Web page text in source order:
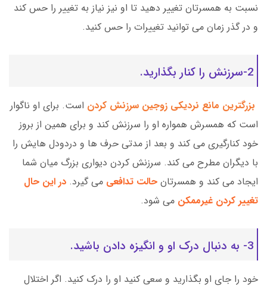
نسبت به همسرتان تغییر دهید تا او نیز نیاز به تغییر را حس کند
و در گذر زمان می توانید تغییرات را حس کنید.
2-سرزنش را کنار بگذارید.
بزرگترین مانع نردیکی زوجین سرزنش کردن است. برای او ناگوار
است که همسرش همواره او را سرزنش کند و برای همین از بروز
خود کنارگیری می کند و بعد از مدتی حرف ها و دردودل هایش را
با دیگران مطرح می کند. سرزنش کردن دیواری بزرگ میان شما
ایجاد می کند و همسرتان حالت تدافعی می گیرد. در این حال
تغییر کردن غیرممکن می شود.
3- به دنبال درک او و انگیزه دادن باشید.
خود را جای او بگذارید و سعی کنید او را درک کنید. اگر اختلال